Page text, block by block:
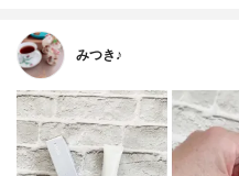
みつき♪